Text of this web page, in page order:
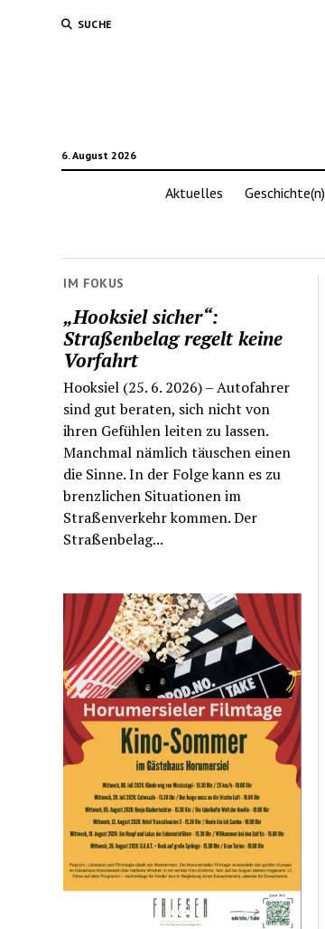
SUCHE
6. August 2026
Aktuelles Geschichte(n)
IM FOKUS
„Hooksiel sicher“:
Straßenbelag regelt keine
Vorfahrt
Hooksiel (25. 6. 2026) – Autofahrer
sind gut beraten, sich nicht von
ihren Gefühlen leiten zu lassen.
Manchmal nämlich täuschen einen
die Sinne. In der Folge kann es zu
brenzlichen Situationen im
Straßenverkehr kommen. Der
Straßenbelag...